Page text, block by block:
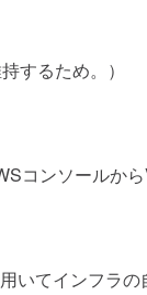
するため。）
コンソール
てインフラ